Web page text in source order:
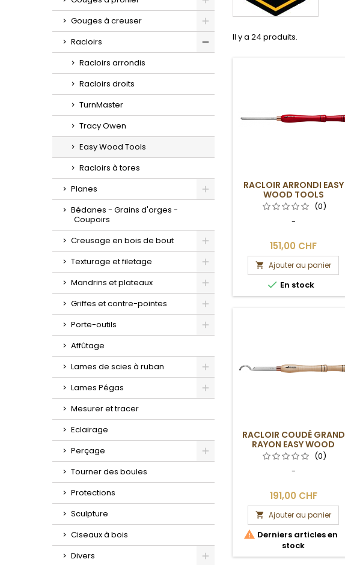
Toggle
Gouges à creuser
Toggle
Racloirs
Racloirs arrondis
Racloirs droits
TurnMaster
Tracy Owen
Easy Wood Tools
Racloirs à tores
Planes
Toggle
Bédanes - Grains d'orges -
Coupoirs
Creusage en bois de bout
Toggle
Texturage et filetage
Toggle
Mandrins et plateaux
Toggle
Griffes et contre-pointes
Porte-outils
Affûtage
Lames de scies à ruban
Lames Pégas
Mesurer et tracer
Eclairage
Perçage
Tourner des boules
Protections
Sculpture
Ciseaux à bois
Divers
Il y a 24 produits.
RACLOIR ARRONDI EASY
WOOD TOOLS
(0)
-
151,00 CHF
 Ajouter au panier
 En stock
RACLOIR COUDÉ GRAND
RAYON EASY WOOD
TOOLS (0)
-
191,00 CHF
 Ajouter au panier
 Derniers articles en
stock